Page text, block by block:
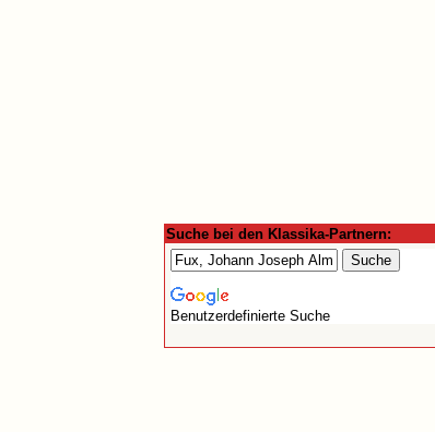
Suche bei den Klassika-Partnern:
Benutzerdefinierte Suche